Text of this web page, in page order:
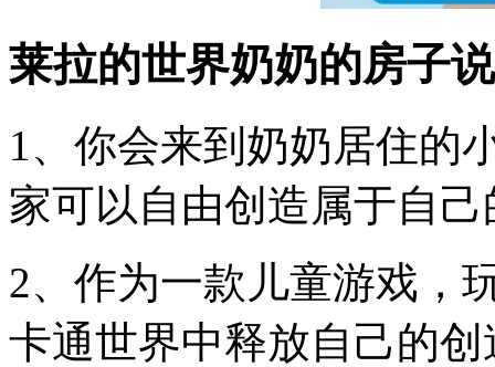
莱拉的世界奶奶的房子
1、你会来到奶奶居住的
家可以自由创造属于自
2、作为一款儿童游戏，
卡通世界中释放自己的